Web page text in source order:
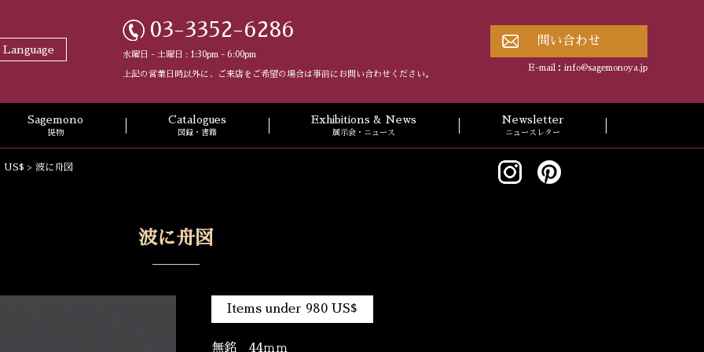
03-3352-6286
水曜日 - 土曜日 : 1:30pm - 6:00pm
上記の営業日時以外に、ご来店をご希望の場合は事前にお問い合わせください。
問い合わせ
E-mail： info@sagemonoya.jp
Sagemono
提物
Catalogues
図録・書籍
Exhibitions & News
展示会・ニュース
Newsletter
ニュースレター
US$ > 波に舟図
波に舟図
Items under 980 US$
無銘 44ｍｍ